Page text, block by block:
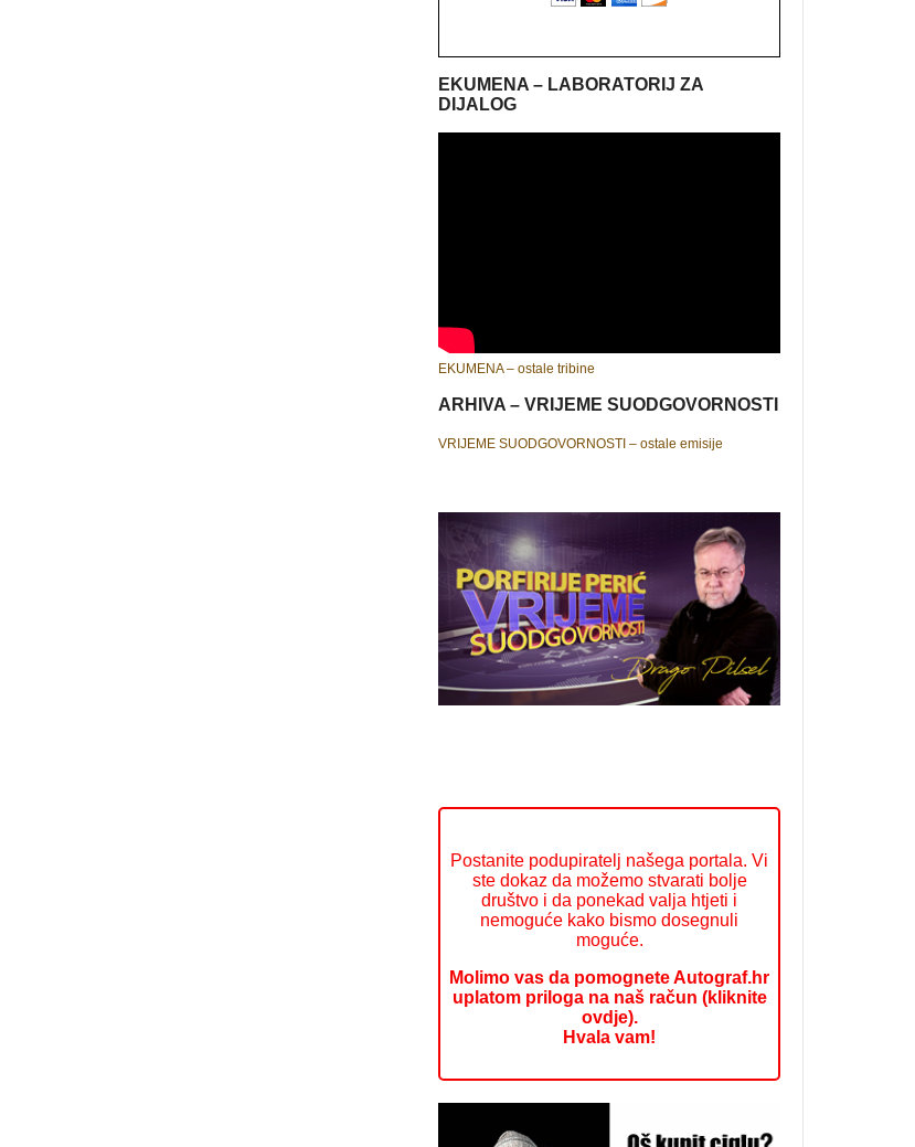
EKUMENA – LABORATORIJ ZA
DIJALOG
EKUMENA – ostale tribine
ARHIVA – VRIJEME SUODGOVORNOSTI
VRIJEME SUODGOVORNOSTI – ostale emisije
Postanite podupiratelj našega portala. Vi
ste dokaz da možemo stvarati bolje
društvo i da ponekad valja htjeti i
nemoguće kako bismo dosegnuli
moguće.
Molimo vas da pomognete Autograf.hr
uplatom priloga na naš račun (kliknite
ovdje).
Hvala vam!